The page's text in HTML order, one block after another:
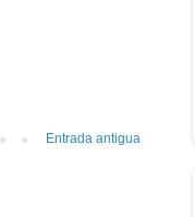
Entrada antigua